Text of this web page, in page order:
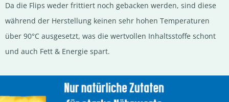
Da die Flips weder frittiert noch gebacken werden, sind diese
während der Herstellung keinen sehr hohen Temperaturen
über 90°C ausgesetzt, was die wertvollen Inhaltsstoffe schont
und auch Fett & Energie spart.